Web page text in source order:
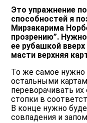
Это упражнение
способностей я
Мирзакарима
прозрению”.
ее рубашкой
масти верхняя
То же самое нужно
остальными
переворачивать
стопки в
В конце нужно
совпадения и